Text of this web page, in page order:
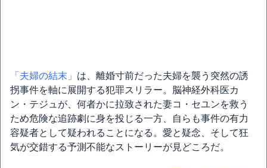
「夫婦の結末」 は、離婚寸前だった夫婦を襲う突然の誘
拐事件を軸に展開する犯罪スリラー。脳神経外科医カ
ン・テジュが、何者かに拉致された妻コ・セユンを救う
ため危険な追跡劇に身を投じる一方、自らも事件の有力
容疑者として疑われることになる。愛と疑念、そして狂
気が交錯する予測不能なストーリーが見どころだ。